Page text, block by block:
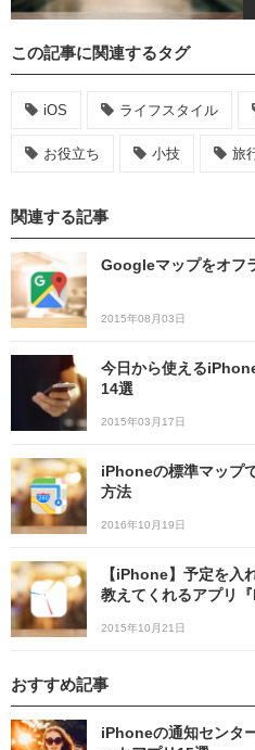
この記事に関連するタグ
iOS ライフスタイル
お役立ち 小技 旅
関連する記事
Googleマップをオフ
2015年08月03日
今日から使える
14選
2015年03月17日
iPhoneの標準マップ
方法
2016年10月19日
【iPhone】予定を入
教えてくれるアプリ『
2015年10月21日
おすすめ記事
iPhoneの通知センタ